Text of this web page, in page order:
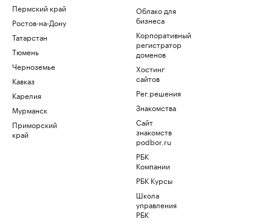
Пермский край
Ростов-на-Дону
Татарстан
Тюмень
Черноземье
Кавказ
Карелия
Мурманск
Приморский
край
Облако для
бизнеса
Корпоративный
регистратор
доменов
Хостинг
сайтов
Рег.решения
Знакомства
Сайт
знакомств
podbor.ru
РБК
Компании
РБК Курсы
Школа
управления
РБК